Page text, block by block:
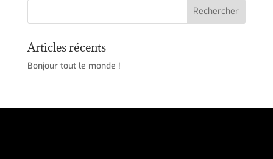
Articles récents
Bonjour tout le monde !